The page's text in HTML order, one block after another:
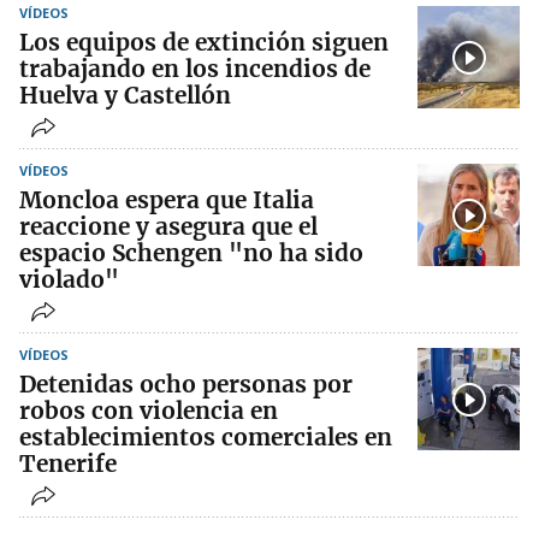
VÍDEOS
Los equipos de extinción siguen
trabajando en los incendios de
Huelva y Castellón
VÍDEOS
Moncloa espera que Italia
reaccione y asegura que el
espacio Schengen "no ha sido
violado"
VÍDEOS
Detenidas ocho personas por
robos con violencia en
establecimientos comerciales en
Tenerife